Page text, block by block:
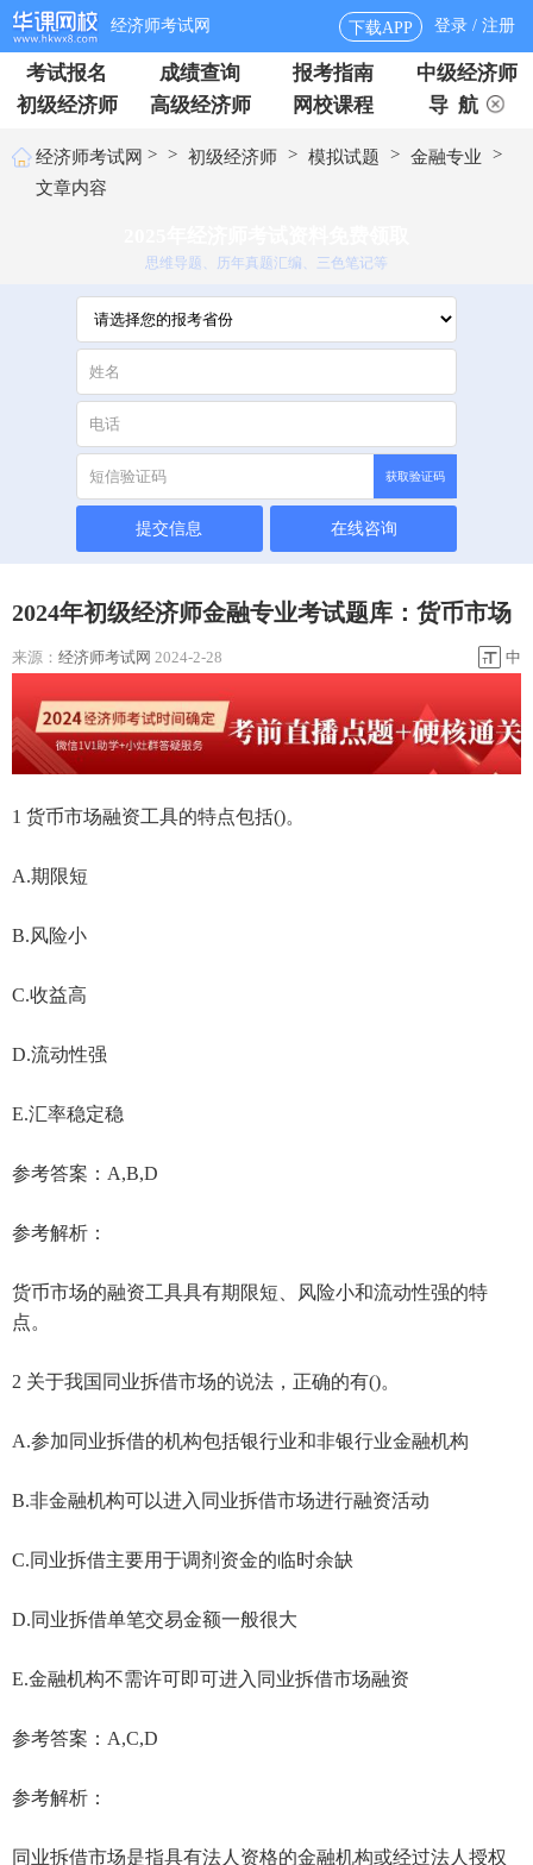
经济师考试网 下载APP 登录 / 注册
考试报名 成绩查询 报考指南
中级经济师
初级经济师
高级经济师 网校课程 导 航
经济师考试网 > > 初级经济师 > 模拟试题 > 金融专业
>
文章内容
思维导题、历年真题汇编、三色笔记等
获取验证码
提交信息 在线咨询
2024年初级经济师金融专业考试题库：货币市场
来源： 经济师考试网 2024-2-28 中
1 货币市场融资工具的特点包括()。
A.期限短
B.风险小
C.收益高
D.流动性强
E.汇率稳定稳
参考答案：A,B,D
参考解析：
货币市场的融资工具具有期限短、风险小和流动性强的特
点。
2 关于我国同业拆借市场的说法，正确的有()。
A.参加同业拆借的机构包括银行业和非银行业金融机构
B.非金融机构可以进入同业拆借市场进行融资活动
C.同业拆借主要用于调剂资金的临时余缺
D.同业拆借单笔交易金额一般很大
E.金融机构不需许可即可进入同业拆借市场融资
参考答案：A,C,D
参考解析：
同业拆借市场是指具有法人资格的金融机构或经过法人授权